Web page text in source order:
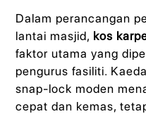
Dalam perancangan
lantai masjid, kos
faktor utama yang
pengurus fasiliti.
snap-lock moden
cepat dan kemas,